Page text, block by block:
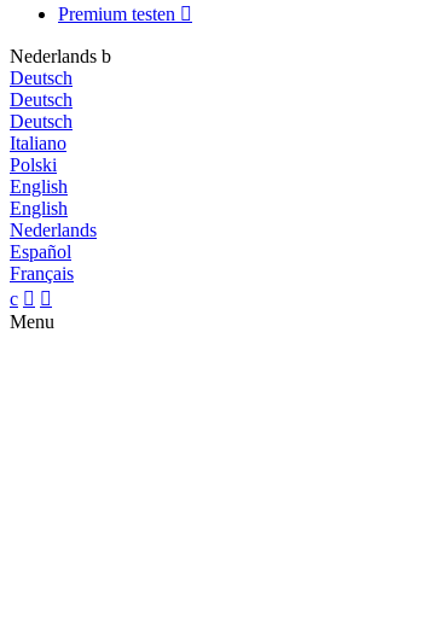
Premium testen 
Nederlands b
Deutsch
Deutsch
Deutsch
Italiano
Polski
English
English
Nederlands
Español
Français
c  
Menu